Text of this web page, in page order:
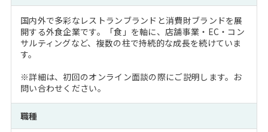
国内外で多彩なレストランブランドと消費財ブランドを展
開する外食企業です。「食」を軸に、店舗事業・EC・コン
サルティングなど、複数の柱で持続的な成長を続けていま
す。
※詳細は、初回のオンライン面談の際にご説明します。お
問い合わせください。
職種